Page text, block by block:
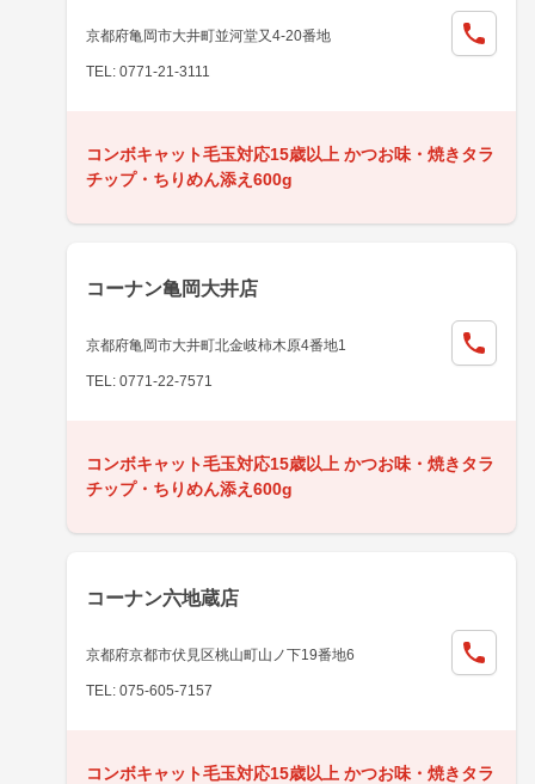
京都府亀岡市大井町並河堂又4-20番地
TEL: 0771-21-3111
コンボキャット毛玉対応15歳以上 かつお味・焼きタラ
チップ・ちりめん添え600g
コーナン亀岡大井店
京都府亀岡市大井町北金岐柿木原4番地1
TEL: 0771-22-7571
コンボキャット毛玉対応15歳以上 かつお味・焼きタラ
チップ・ちりめん添え600g
コーナン六地蔵店
京都府京都市伏見区桃山町山ノ下19番地6
TEL: 075-605-7157
コンボキャット毛玉対応15歳以上 かつお味・焼きタラ